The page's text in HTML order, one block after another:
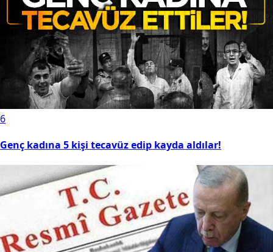
6
Genç kadına 5 kişi tecavüz edip kayda aldılar!